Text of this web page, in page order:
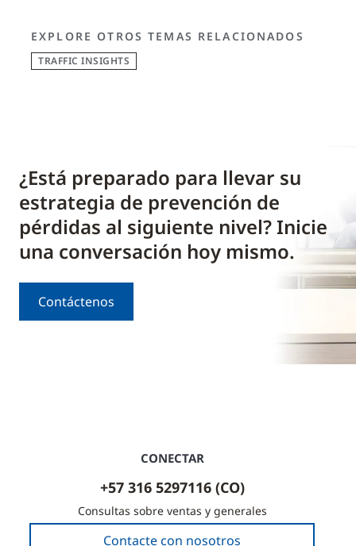
EXPLORE OTROS TEMAS RELACIONADOS
TRAFFIC INSIGHTS
¿Está preparado para llevar su
estrategia de prevención de
pérdidas al siguiente nivel? Inicie
una conversación hoy mismo.
Contáctenos
CONECTAR
+57 316 5297116 (CO)
Consultas sobre ventas y generales
Contacte con nosotros